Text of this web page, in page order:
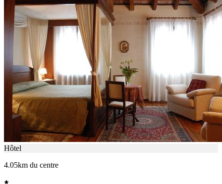
Hôtel
4.05km du centre